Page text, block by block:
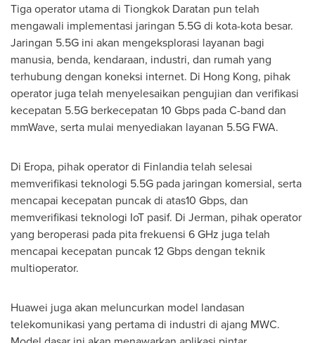
Tiga operator utama di Tiongkok Daratan pun telah
mengawali implementasi jaringan 5.5G di kota-kota besar.
Jaringan 5.5G ini akan mengeksplorasi layanan bagi
manusia, benda, kendaraan, industri, dan rumah yang
terhubung dengan koneksi internet. Di Hong Kong, pihak
operator juga telah menyelesaikan pengujian dan verifikasi
kecepatan 5.5G berkecepatan 10 Gbps pada C-band dan
mmWave, serta mulai menyediakan layanan 5.5G FWA.
Di Eropa, pihak operator di Finlandia telah selesai
memverifikasi teknologi 5.5G pada jaringan komersial, serta
mencapai kecepatan puncak di atas10 Gbps, dan
memverifikasi teknologi IoT pasif. Di Jerman, pihak operator
yang beroperasi pada pita frekuensi 6 GHz juga telah
mencapai kecepatan puncak 12 Gbps dengan teknik
multioperator.
Huawei juga akan meluncurkan model landasan
telekomunikasi yang pertama di industri di ajang MWC.